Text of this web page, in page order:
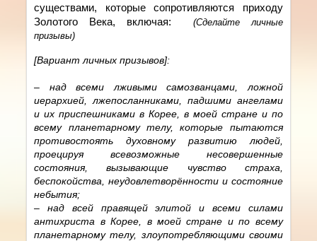
существами, которые сопротивляются приходу
Золотого Века, включая: (Сделайте личные
призывы)
[Вариант личных призывов]:
– над всеми лживыми самозванцами, ложной
иерархией, лжепосланниками, падшими ангелами
и их приспешниками в Корее, в моей стране и по
всему планетарному телу, которые пытаются
противостоять духовному развитию людей,
проецируя всевозможные несовершенные
состояния, вызывающие чувство страха,
беспокойства, неудовлетворённости и состояние
небытия;
– над всей правящей элитой и всеми силами
антихриста в Корее, в моей стране и по всему
планетарному телу, злоупотребляющими своими